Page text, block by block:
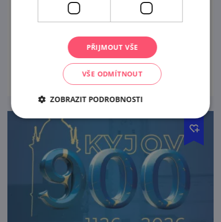
14. 8. — 16. 8. '26
zvířat.
prohlédnout
PŘIJMOUT VŠE
VŠE ODMÍTNOUT
ZOBRAZIT PODROBNOSTI